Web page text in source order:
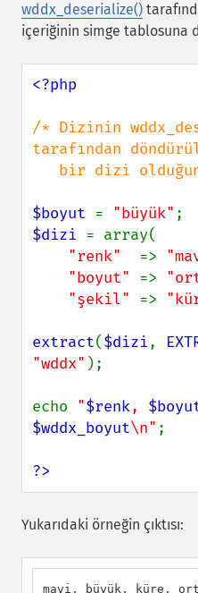
wddx_deserialize()
içeriğinin simge tablosuna
<?php
/* Dizinin
tarafından
$boyut = "büyük"
$dizi = array(
"renk" =>
"boyut" =>
"şekil" =>
extract($dizi,
"wddx" );
echo "$renk,
$wddx_boyut\n" ;
?>
Yukarıdaki örneğin çıktısı:
mavi, büyük, küre,